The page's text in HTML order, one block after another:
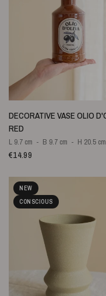
QUICK VIEW
DECORATIVE VASE OLIO
RED
L 9.7 cm B 9.7 cm H 20.5 cm
€14.99
NEW
CONSCIOUS